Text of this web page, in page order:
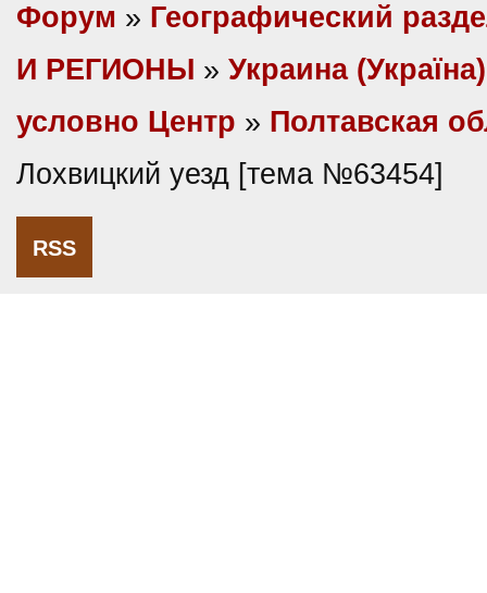
Форум » Географический
И РЕГИОНЫ » Украина (Україна)
условно Центр » Полтавская
Лохвицкий уезд [тема №63454]
RSS